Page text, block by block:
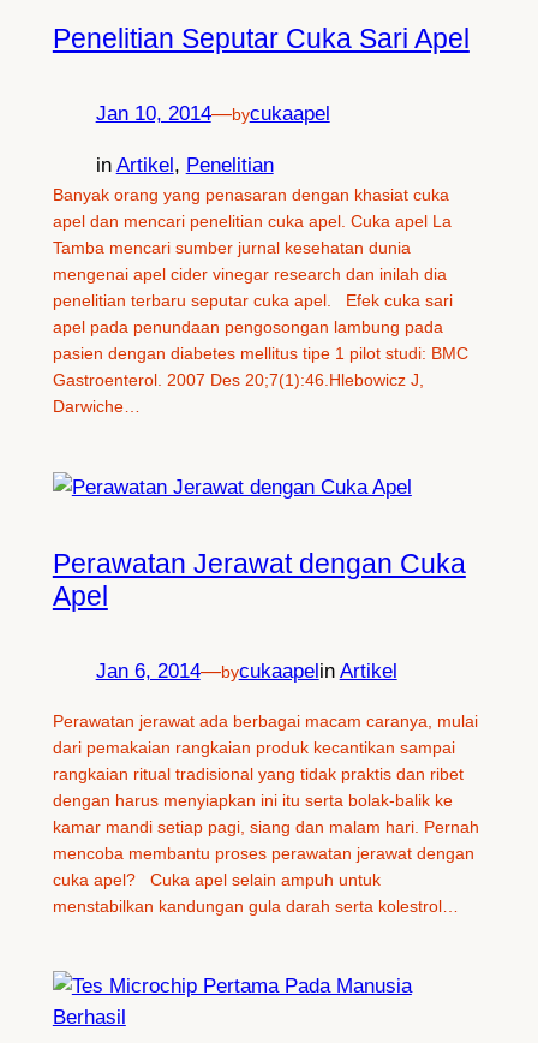
Penelitian Seputar Cuka Sari Apel
Jan 10, 2014—bycukaapel
in Artikel, Penelitian
Banyak orang yang penasaran dengan khasiat cuka
apel dan mencari penelitian cuka apel. Cuka apel La
Tamba mencari sumber jurnal kesehatan dunia
mengenai apel cider vinegar research dan inilah dia
penelitian terbaru seputar cuka apel. Efek cuka sari
apel pada penundaan pengosongan lambung pada
pasien dengan diabetes mellitus tipe 1 pilot studi: BMC
Gastroenterol. 2007 Des 20;7(1):46.Hlebowicz J,
Darwiche…
Perawatan Jerawat dengan Cuka
Apel
Jan 6, 2014—bycukaapelin Artikel
Perawatan jerawat ada berbagai macam caranya, mulai
dari pemakaian rangkaian produk kecantikan sampai
rangkaian ritual tradisional yang tidak praktis dan ribet
dengan harus menyiapkan ini itu serta bolak-balik ke
kamar mandi setiap pagi, siang dan malam hari. Pernah
mencoba membantu proses perawatan jerawat dengan
cuka apel? Cuka apel selain ampuh untuk
menstabilkan kandungan gula darah serta kolestrol…